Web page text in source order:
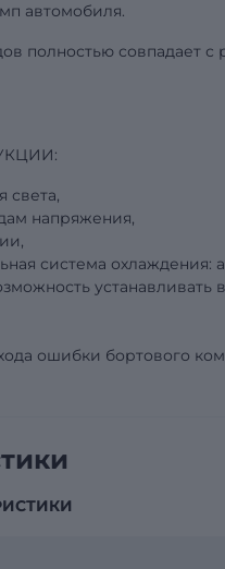
автомобиля.
полностью совпадает
света,
напряжения,
система
ошибки бортового